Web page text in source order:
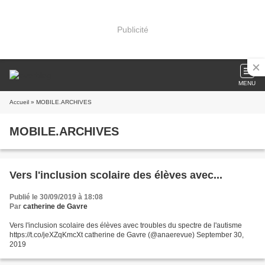
Publicité
MENU
Accueil » MOBILE.ARCHIVES
MOBILE.ARCHIVES
Vers l'inclusion scolaire des élèves avec...
Publié le 30/09/2019 à 18:08
Par catherine de Gavre
Vers l'inclusion scolaire des élèves avec troubles du spectre de l'autisme
https://t.co/jeXZqKmcXt catherine de Gavre (@anaerevue) September 30,
2019